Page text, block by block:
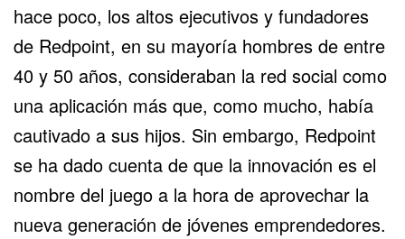
hace poco, los altos ejecutivos y fundadores
de Redpoint, en su mayoría hombres de entre
40 y 50 años, consideraban la red social como
una aplicación más que, como mucho, había
cautivado a sus hijos. Sin embargo, Redpoint
se ha dado cuenta de que la innovación es el
nombre del juego a la hora de aprovechar la
nueva generación de jóvenes emprendedores.